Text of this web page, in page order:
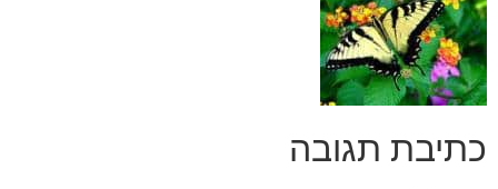
כתיבת תגובה